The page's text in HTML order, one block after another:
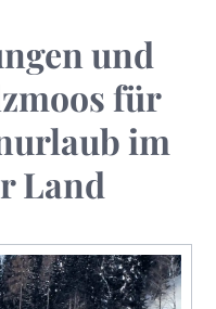
und
für
im
Land